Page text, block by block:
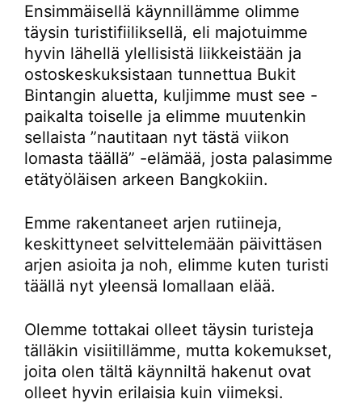
Ensimmäisellä käynnillämme olimme
täysin turistifiiliksellä, eli majotuimme
hyvin lähellä ylellisistä liikkeistään ja
ostoskeskuksistaan tunnettua Bukit
Bintangin aluetta, kuljimme must see -
paikalta toiselle ja elimme muutenkin
sellaista ”nautitaan nyt tästä viikon
lomasta täällä” -elämää, josta palasimme
etätyöläisen arkeen Bangkokiin.
Emme rakentaneet arjen rutiineja,
keskittyneet selvittelemään päivittäsen
arjen asioita ja noh, elimme kuten turisti
täällä nyt yleensä lomallaan elää.
Olemme tottakai olleet täysin turisteja
tälläkin visiitillämme, mutta kokemukset,
joita olen tältä käynniltä hakenut ovat
olleet hyvin erilaisia kuin viimeksi.